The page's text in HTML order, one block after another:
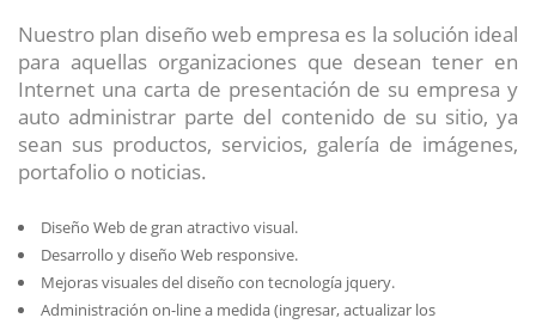
Nuestro plan diseño web empresa es la solución ideal
para aquellas organizaciones que desean tener en
Internet una carta de presentación de su empresa y
auto administrar parte del contenido de su sitio, ya
sean sus productos, servicios, galería de imágenes,
portafolio o noticias.
Diseño Web de gran atractivo visual.
Desarrollo y diseño Web responsive.
Mejoras visuales del diseño con tecnología jquery.
Administración on-line a medida (ingresar, actualizar los